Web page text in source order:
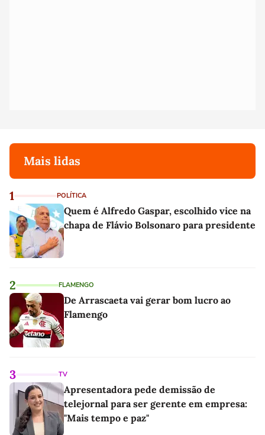
Mais lidas
1 POLÍTICA
Quem é Alfredo Gaspar, escolhido vice na
chapa de Flávio Bolsonaro para presidente
2 FLAMENGO
De Arrascaeta vai gerar bom lucro ao
Flamengo
3 TV
Apresentadora pede demissão de
telejornal para ser gerente em empresa:
"Mais tempo e paz"